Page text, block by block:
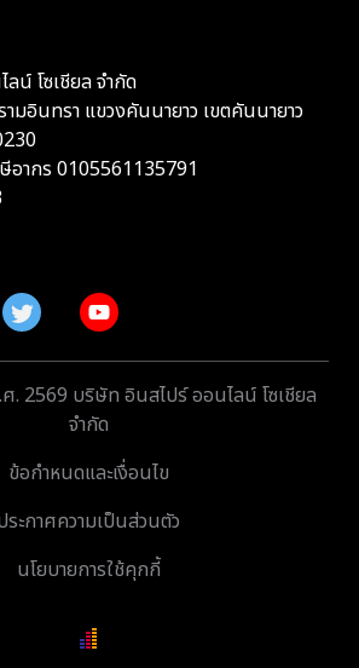
น์ โซเชียล จำกัด
มอินทรา แขวงคันนายาว เขตคันนายาว
ษีอากร 0105561135791
2569 บริษัท อินสไปร์ ออนไลน์ โซเชียล
จำกัด
ข้อกำหนดและเงื่อนไข
ระกาศความเป็นส่วนตัว
นโยบายการใช้คุกกี้